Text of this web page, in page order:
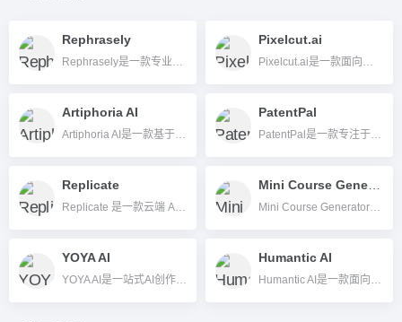
Rephrasely
Rephrasely是一款专业AI文字改写和多语言创作平台，支持多种写作模式、文件上传和原创检测，帮助用户高效应对各种写作场景。
Pixelcut.ai
Pixelcut.ai是一款面向电商、内容创作者和设计师的智能AI图片编辑工具，支持一键去背景、放大修复、虚拟模特展示、模板批量处理及API集成，简单高效满足图片编辑与视觉内容生产需求。
Artiphoria AI
Artiphoria AI是一款基于云端的AI图像生成工具，帮助用户快速生成各种风格的数字艺术作品，适用于设计师、艺术家、电商和内容创作者。
PatentPal
PatentPal是一款专注于专利文档自动生成的AI写作工具，帮助快速自动撰写专利说明书、图示及相关材料，有效提升专利工作效率。
Replicate
Replicate 是一款云端 AI 模型推理平台，方便企业和开发者快速集成 AI 服务。 Mini Course Generator是一款AI驱动的微课程快速生成和分发工具，适用于企业培训、个人知识变现和线上教育。
YOYA AI
YOYA AI是一站式AI创作平台，支持AI角色互动、图片/视频生成、语音音乐合成等多元内容创作与互动。
Humantic AI
Humantic AI是一款面向B2B销售场景的人格洞察及客户画像AI工具，通过人格分析和账户智能，帮助销售团队提升获客效果，实现个性化销售跟进。